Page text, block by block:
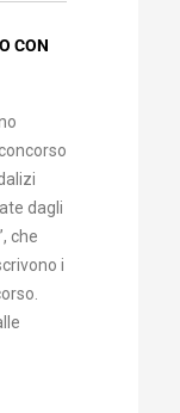
CON
dagli
che
i